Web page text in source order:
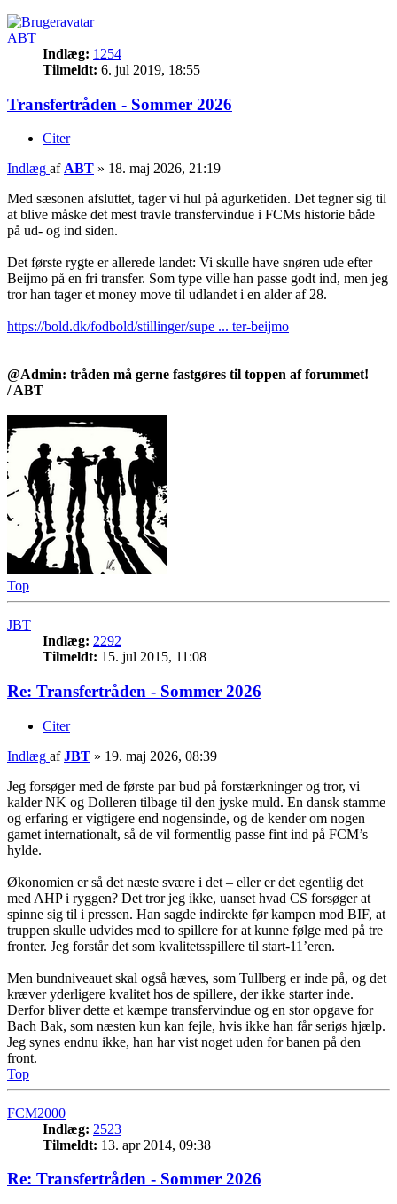
ABT
Indlæg: 1254
Tilmeldt: 6. jul 2019, 18:55
Transfertråden - Sommer 2026
Citer
Indlæg af ABT » 18. maj 2026, 21:19
Med sæsonen afsluttet, tager vi hul på agurketiden. Det tegner sig til
at blive måske det mest travle transfervindue i FCMs historie både
på ud- og ind siden.
Det første rygte er allerede landet: Vi skulle have snøren ude efter
Beijmo på en fri transfer. Som type ville han passe godt ind, men jeg
tror han tager et money move til udlandet i en alder af 28.
https://bold.dk/fodbold/stillinger/supe ... ter-beijmo
@Admin: tråden må gerne fastgøres til toppen af forummet!
/ ABT
Top
JBT
Indlæg: 2292
Tilmeldt: 15. jul 2015, 11:08
Re: Transfertråden - Sommer 2026
Citer
Indlæg afJBT » 19. maj 2026, 08:39
Jeg forsøger med de første par bud på forstærkninger og tror, vi
kalder NK og Dolleren tilbage til den jyske muld. En dansk stamme
og erfaring er vigtigere end nogensinde, og de kender om nogen
gamet internationalt, så de vil formentlig passe fint ind på FCM’s
hylde.
Økonomien er så det næste svære i det – eller er det egentlig det
med AHP i ryggen? Det tror jeg ikke, uanset hvad CS forsøger at
spinne sig til i pressen. Han sagde indirekte før kampen mod BIF, at
truppen skulle udvides med to spillere for at kunne følge med på tre
fronter. Jeg forstår det som kvalitetsspillere til start-11’eren.
Men bundniveauet skal også hæves, som Tullberg er inde på, og det
kræver yderligere kvalitet hos de spillere, der ikke starter inde.
Derfor bliver dette et kæmpe transfervindue og en stor opgave for
Bach Bak, som næsten kun kan fejle, hvis ikke han får seriøs hjælp.
Jeg synes endnu ikke, han har vist noget uden for banen på den
front.
Top
FCM2000
Indlæg: 2523
Tilmeldt: 13. apr 2014, 09:38
Re: Transfertråden - Sommer 2026